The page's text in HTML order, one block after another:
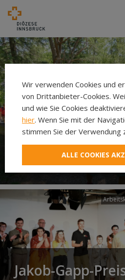
Neuer
Laudato si’
Jakob-Gapp-
Wir verwenden Cookies und
von Drittanbieter-Cookies.
und wie Sie Cookies
hier. Wenn Sie mit der
stimmen Sie der Verwendung
ALLE COOKIES